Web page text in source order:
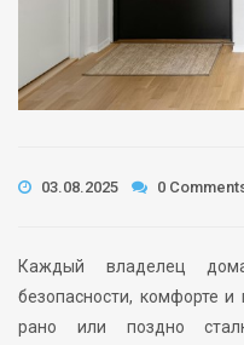
03.08.2025 0
Каждый владелец
безопасности, комфорте и
рано или поздно